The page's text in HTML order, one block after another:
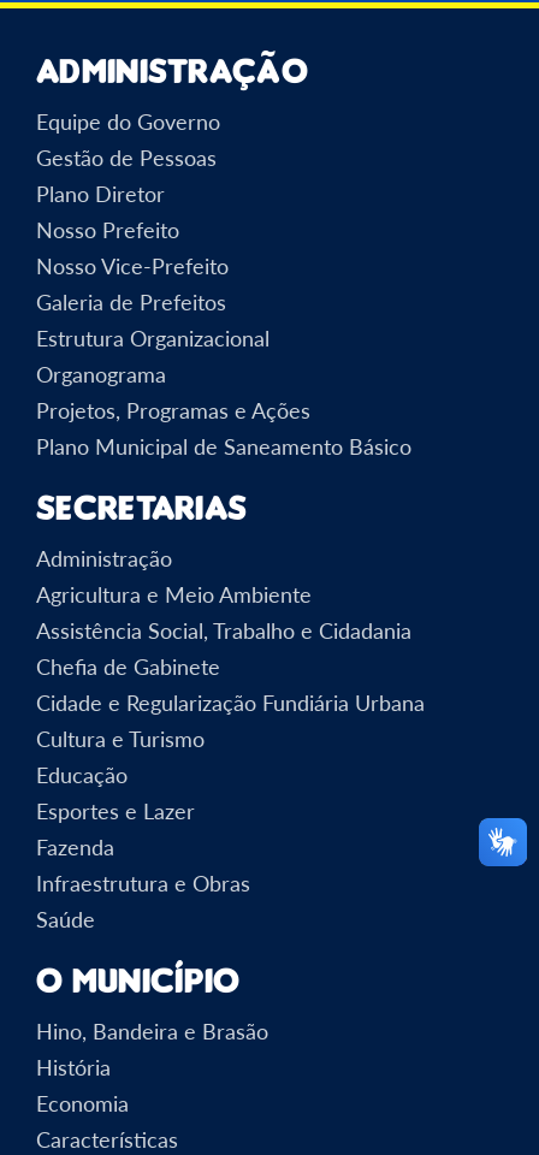
Administração
Equipe do Governo
Gestão de Pessoas
Plano Diretor
Nosso Prefeito
Nosso Vice-Prefeito
Galeria de Prefeitos
Estrutura Organizacional
Organograma
Projetos, Programas e Ações
Plano Municipal de Saneamento Básico
Secretarias
Administração
Agricultura e Meio Ambiente
Assistência Social, Trabalho e Cidadania
Chefia de Gabinete
Cidade e Regularização Fundiária Urbana
Cultura e Turismo
Educação
Esportes e Lazer
Fazenda
Infraestrutura e Obras
Saúde
O Município
Hino, Bandeira e Brasão
História
Economia
Características